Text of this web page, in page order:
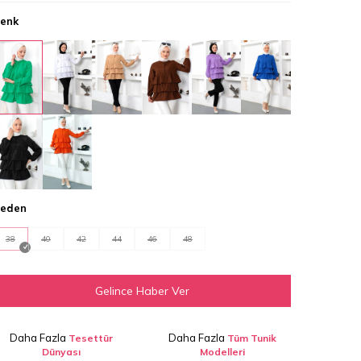
38 40 42 44 46 48
Gelince Haber Ver
Daha Fazla Tesettür
Dünyası
Daha Fazla Tüm Tunik
Modelleri